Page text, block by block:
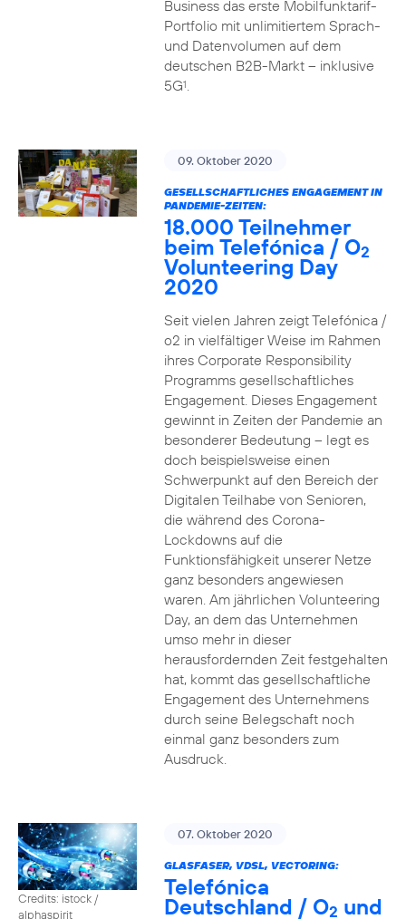
Business das erste Mobilfunktarif-
Portfolio mit unlimitiertem Sprach-
und Datenvolumen auf dem
deutschen B2B-Markt – inklusive
5G1.
09. Oktober 2020
GESELLSCHAFTLICHES ENGAGEMENT IN
PANDEMIE-ZEITEN:
18.000 Teilnehmer
beim Telefónica / O2
Volunteering Day
2020
Seit vielen Jahren zeigt Telefónica /
o2 in vielfältiger Weise im Rahmen
ihres Corporate Responsibility
Programms gesellschaftliches
Engagement. Dieses Engagement
gewinnt in Zeiten der Pandemie an
besonderer Bedeutung – legt es
doch beispielsweise einen
Schwerpunkt auf den Bereich der
Digitalen Teilhabe von Senioren,
die während des Corona-
Lockdowns auf die
Funktionsfähigkeit unserer Netze
ganz besonders angewiesen
waren. Am jährlichen Volunteering
Day, an dem das Unternehmen
umso mehr in dieser
herausfordernden Zeit festgehalten
hat, kommt das gesellschaftliche
Engagement des Unternehmens
durch seine Belegschaft noch
einmal ganz besonders zum
Ausdruck.
Credits: istock /
alphaspirit
07. Oktober 2020
GLASFASER, VDSL, VECTORING:
Telefónica
Deutschland / O2 und